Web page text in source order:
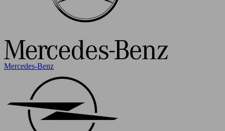
Mercedes-Benz